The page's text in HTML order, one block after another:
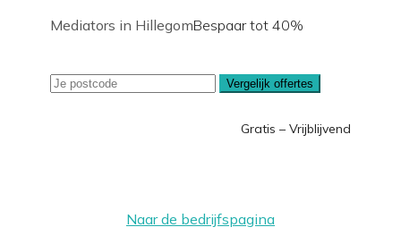
Mediators in HillegomBespaar tot 40%
Vergelijk offertes
Gratis – Vrijblijvend
Naar de bedrijfspagina